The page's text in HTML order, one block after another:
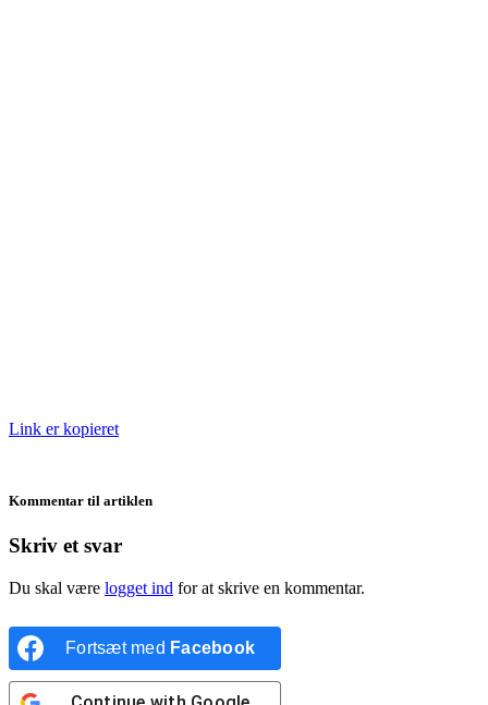
Link er kopieret
Kommentar til artiklen
Skriv et svar
Du skal være logget ind for at skrive en kommentar.
Fortsæt med Facebook